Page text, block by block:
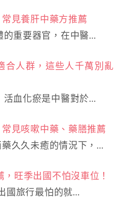
見養肝中藥方推薦
的重要器官，在中醫…
合人群，這些人千萬別亂
活血化瘀是中醫對於…
見咳嗽中藥、藥膳推薦
久久未癒的情況下，…
旺季出國不怕沒車位！
國旅行最怕的就…